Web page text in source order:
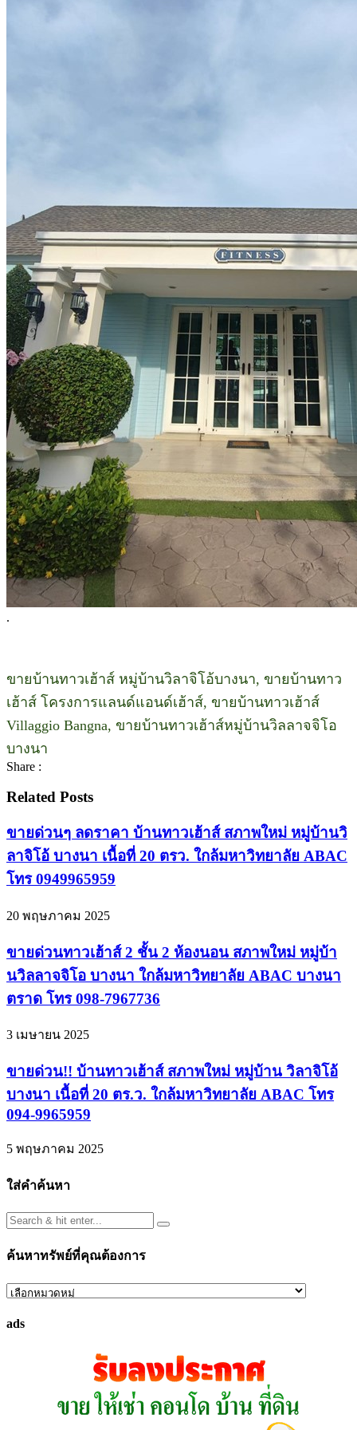
.
ขายบ้านทาวเฮ้าส์ หมู่บ้านวิลาจิโอ้บางนา, ขายบ้านทาว
เฮ้าส์ โครงการแลนด์แอนด์เฮ้าส์, ขายบ้านทาวเฮ้าส์
Villaggio Bangna, ขายบ้านทาวเฮ้าส์หมู่บ้านวิลลาจจิโอ
บางนา
Share :
Related Posts
ขายด่วนๆ ลดราคา บ้านทาวเฮ้าส์ สภาพใหม่ หมู่บ้านวิ
ลาจิโอ้ บางนา เนื้อที่ 20 ตรว. ใกล้มหาวิทยาลัย ABAC
โทร 0949965959
20 พฤษภาคม 2025
ขายด่วนทาวเฮ้าส์ 2 ชั้น 2 ห้องนอน สภาพใหม่ หมู่บ้า
นวิลลาจจิโอ บางนา ใกล้มหาวิทยาลัย ABAC บางนา
ตราด โทร 098-7967736
3 เมษายน 2025
ขายด่วน!! บ้านทาวเฮ้าส์ สภาพใหม่ หมู่บ้าน วิลาจิโอ้
บางนา เนื้อที่ 20 ตร.ว. ใกล้มหาวิทยาลัย ABAC โทร
094-9965959
5 พฤษภาคม 2025
ใส่คำค้นหา
ค้นหาทรัพย์ที่คุณต้องการ
ค้นหา
ที่
ads